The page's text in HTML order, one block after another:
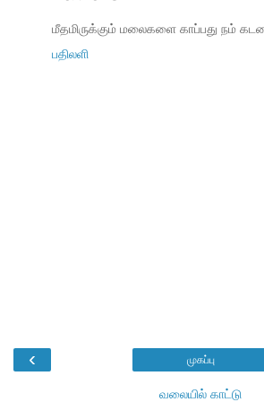
மீதமிருக்கும் மலைகளை காப்பது நம்
பதிலளி
‹ முகப்பு
வலையில் காட்டு